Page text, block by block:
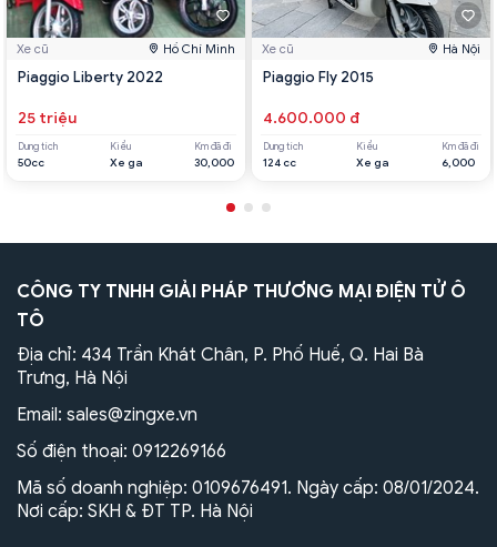
Xe cũ Hồ Chí Minh
Piaggio Liberty 2022
25 triệu
Dung tích
50cc
Kiểu
Xe ga
Km đã đi
30,000
Xe cũ Hà Nội
Piaggio Fly 2015
4.600.000 đ
Dung tích
124 cc
Kiểu
Xe ga
Km đã đi
6,000
CÔNG TY TNHH GIẢI PHÁP THƯƠNG MẠI ĐIỆN TỬ Ô
TÔ
Địa chỉ: 434 Trần Khát Chân, P. Phố Huế, Q. Hai Bà
Trưng, Hà Nội
Email: sales@zingxe.vn
Số điện thoại: 0912269166
Mã số doanh nghiệp: 0109676491. Ngày cấp: 08/01/2024.
Nơi cấp: SKH & ĐT TP. Hà Nội